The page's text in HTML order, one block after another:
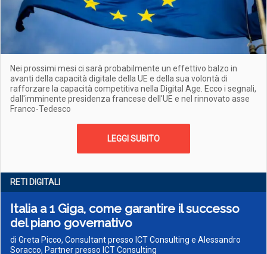
Nei prossimi mesi ci sarà probabilmente un effettivo balzo in
avanti della capacità digitale della UE e della sua volontà di
rafforzare la capacità competitiva nella Digital Age. Ecco i segnali,
dall'imminente presidenza francese dell'UE e nel rinnovato asse
Franco-Tedesco
LEGGI SUBITO
RETI DIGITALI
Italia a 1 Giga, come garantire il successo
del piano governativo
di Greta Picco, Consultant presso ICT Consulting e Alessandro
Soracco, Partner presso ICT Consulting